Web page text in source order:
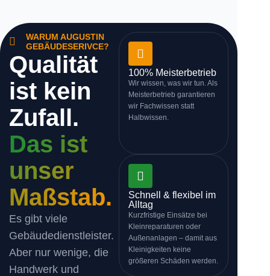
WARUM AUGUSTIN
GEBÄUDESERIVCE?
Qualität
ist kein
Zufall.
Das ist
unser
Maßstab.
Es gibt viele
Gebäudedienstleister.
Aber nur wenige, die
Handwerk und
100% Meisterbetrieb
Wir wissen, was wir tun. Als
Meisterbetrieb garantieren
wir Fachwissen statt
Halbwissen.
Schnell & flexibel im
Alltag
Kurzfristige Einsätze bei
Kleinreparaturen oder
Außenanlagen – damit aus
Kleinigkeiten keine
größeren Schäden werden.